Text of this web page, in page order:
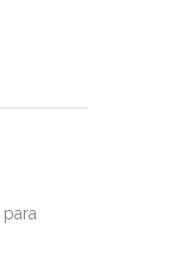
para